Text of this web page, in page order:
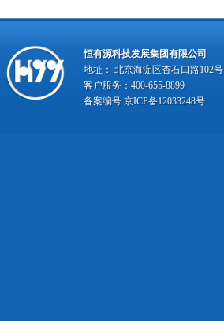
恒有源科技发展集团有限公司
地址： 北京海淀区杏石口路102号
客户服务：400-655-8899
备案编号:京ICP备12033248号